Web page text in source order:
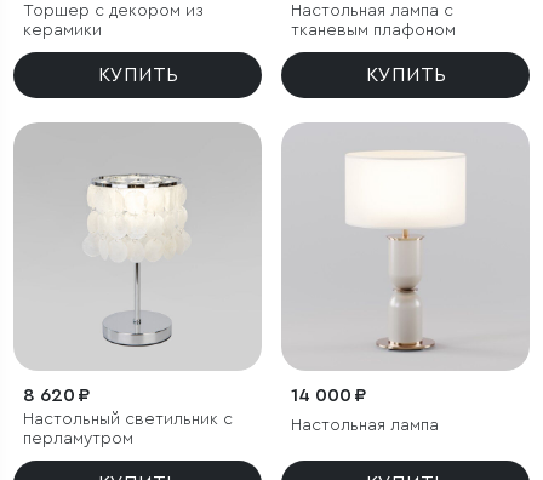
Торшер с декором из
керамики
КУПИТЬ
Настольная лампа с
тканевым плафоном
КУПИТЬ
8 620 ₽
Настольный светильник с
перламутром
14 000 ₽
Настольная лампа